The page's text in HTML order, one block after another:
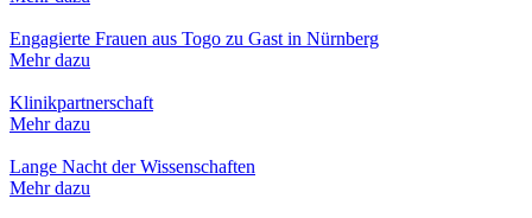
Engagierte Frauen aus Togo zu Gast in Nürnberg
Mehr dazu
Klinikpartnerschaft
Mehr dazu
Lange Nacht der Wissenschaften
Mehr dazu